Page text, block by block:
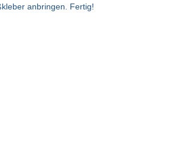
anbringen. Fertig!